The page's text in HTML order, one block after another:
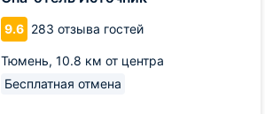
9.6 283 отзыва гостей
Тюмень, 10.8 км от центра
Бесплатная отмена